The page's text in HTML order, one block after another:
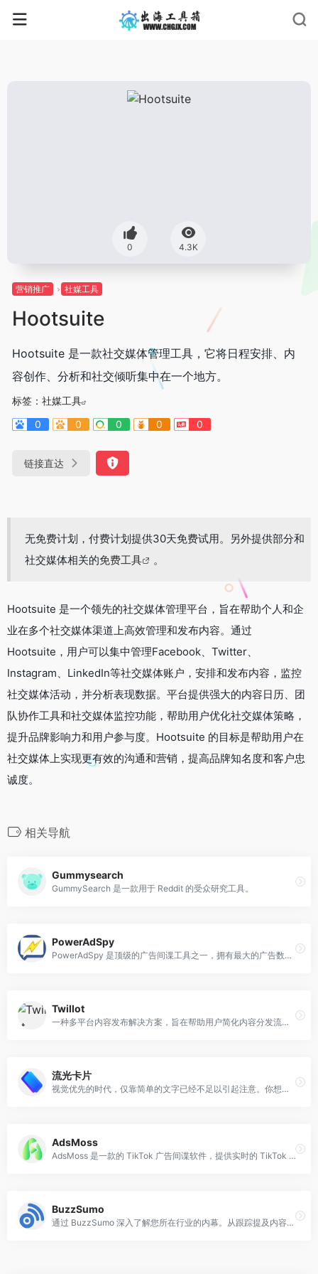
0 4.3K
营销推广 社媒工具
Hootsuite
Hootsuite 是一款社交媒体管理工具，它将日程安排、内
容创作、分析和社交倾听集中在一个地方。
标签： 社媒工具
0
0 0 0 0
链接直达
无免费计划，付费计划提供30天免费试用。另外提供部分和
社交媒体相关的免费工具 。
Hootsuite 是一个领先的社交媒体管理平台，旨在帮助个人和企
业在多个社交媒体渠道上高效管理和发布内容。通过
Hootsuite，用户可以集中管理Facebook、Twitter、
Instagram、LinkedIn等社交媒体账户，安排和发布内容，监控
社交媒体活动，并分析表现数据。平台提供强大的内容日历、团
队协作工具和社交媒体监控功能，帮助用户优化社交媒体策略，
提升品牌影响力和用户参与度。Hootsuite 的目标是帮助用户在
社交媒体上实现更有效的沟通和营销，提高品牌知名度和客户忠
诚度。
相关导航
Gummysearch
GummySearch 是一款用于 Reddit 的受众研究工具。
PowerAdSpy
PowerAdSpy 是顶级的广告间谍工具之一，拥有最大的广告数据库，其中包含来自最热门社交媒体网络的数百万个广告。
Twillot
一种多平台内容发布解决方案，旨在帮助用户简化内容分发流程，提高发布效率和扩大影响力。
流光卡片
视觉优先的时代，仅靠简单的文字已经不足以引起注意。你想让信息更有冲击力、更具吸引力？流光卡片，让每一条信息都成为视觉焦点。
AdsMoss
AdsMoss 是一款的 TikTok 广告间谍软件，提供实时的 TikTok 广告数据，包括一个免费的 TikTok 广告间谍工具和用于 TikTok 广告的 TikTok 广告库
BuzzSumo
通过 BuzzSumo 深入了解您所在行业的内幕。从跟踪提及内容到寻找创意内容想法，我们都能为您提供支持。让我们使您的品牌成为热门话题。